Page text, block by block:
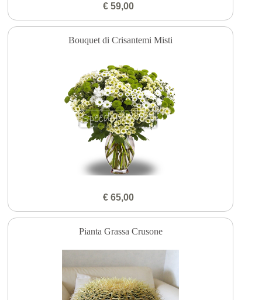
€ 59,00
Bouquet di Crisantemi Misti
€ 65,00
Pianta Grassa Crusone